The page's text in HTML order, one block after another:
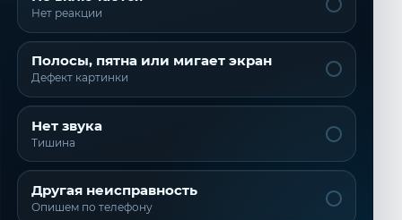
Нет реакции
Полосы, пятна или мигает экран
Дефект картинки
Нет звука
Тишина
Другая неисправность
Опишем по телефону